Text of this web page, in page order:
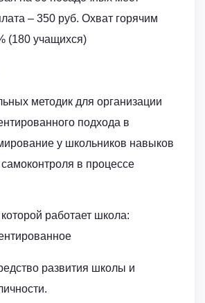
– 350 руб. Охват горячим
(180 учащихся)
методик для организации
подхода в
у школьников навыков
в процессе
работает школа:
развития школы и